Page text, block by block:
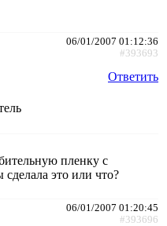
06/01/2007 01:12:36
#393693
Ответить
пленку с
это или что?
06/01/2007 01:20:45
#393696